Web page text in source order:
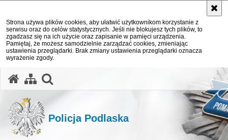
Strona używa plików cookies, aby ułatwić użytkownikom korzystanie z
serwisu oraz do celów statystycznych. Jeśli nie blokujesz tych plików, to
zgadzasz się na ich użycie oraz zapisanie w pamięci urządzenia.
Pamiętaj, że możesz samodzielnie zarządzać cookies, zmieniając
ustawienia przeglądarki. Brak zmiany ustawienia przeglądarki oznacza
wyrażenie zgody.
Policja Podlaska